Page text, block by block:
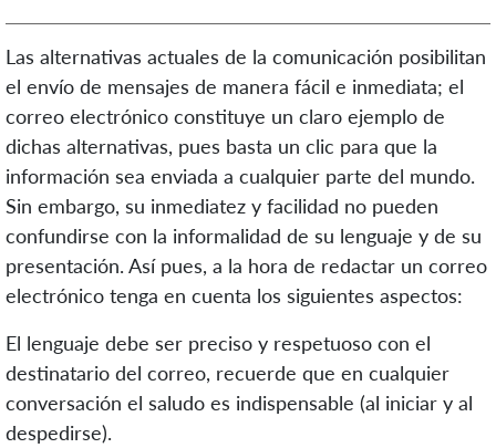
Las alternativas actuales de la comunicación posibilitan
el envío de mensajes de manera fácil e inmediata; el
correo electrónico constituye un claro ejemplo de
dichas alternativas, pues basta un clic para que la
información sea enviada a cualquier parte del mundo.
Sin embargo, su inmediatez y facilidad no pueden
confundirse con la informalidad de su lenguaje y de su
presentación. Así pues, a la hora de redactar un correo
electrónico tenga en cuenta los siguientes aspectos:
El lenguaje debe ser preciso y respetuoso con el
destinatario del correo, recuerde que en cualquier
conversación el saludo es indispensable (al iniciar y al
despedirse).